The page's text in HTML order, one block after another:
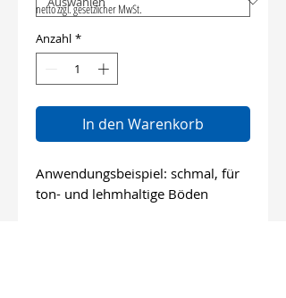
Anzahl *
In den Warenkorb
Anwendungsbeispiel: schmal, für
ton- und lehmhaltige Böden
netto zzgl. gesetzlicher MwSt.